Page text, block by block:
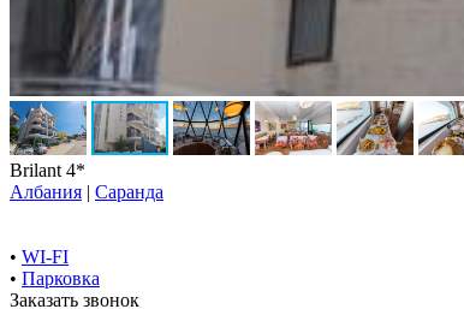
Brilant 4*
Албания | Саранда
• WI-FI
• Парковка
Заказать звонок